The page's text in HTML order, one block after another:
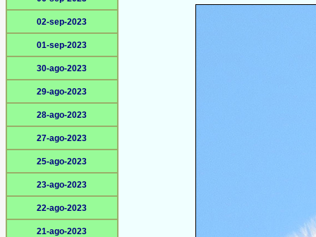
02-sep-2023
01-sep-2023
30-ago-2023
29-ago-2023
28-ago-2023
27-ago-2023
25-ago-2023
23-ago-2023
22-ago-2023
21-ago-2023